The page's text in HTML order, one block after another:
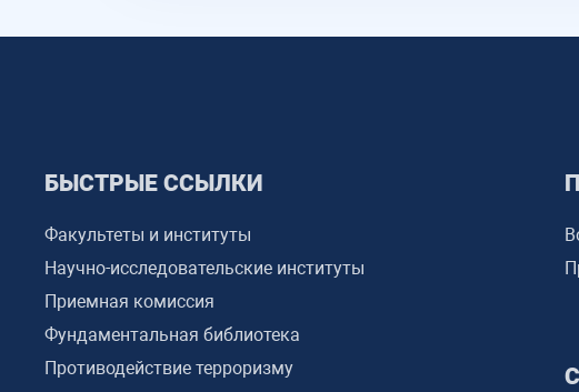
БЫСТРЫЕ ССЫЛКИ
Факультеты и институты
Научно-исследовательские институты
Приемная комиссия
Фундаментальная библиотека
Противодействие терроризму